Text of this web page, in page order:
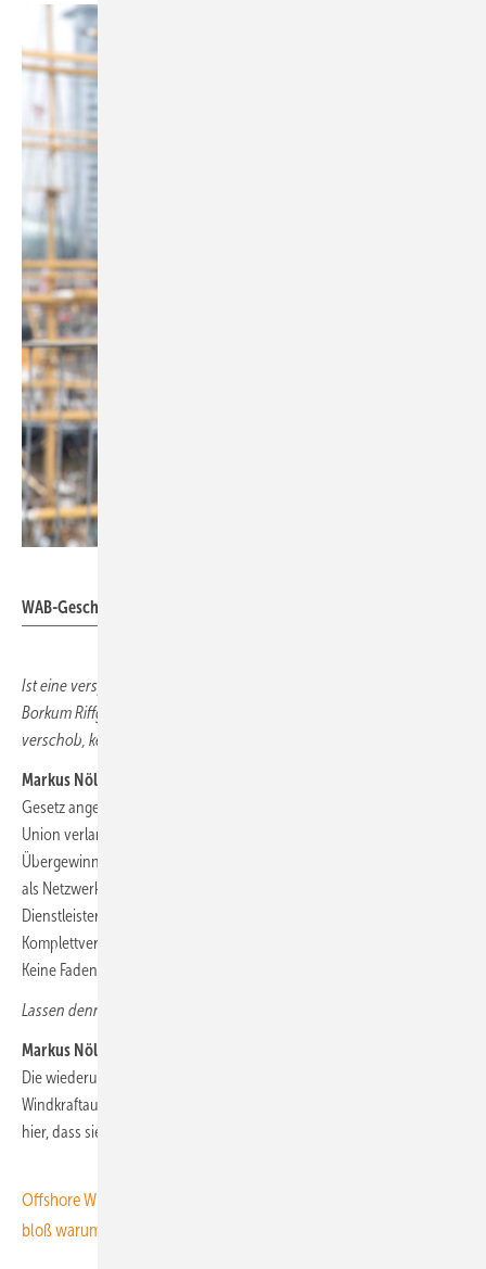
WAB-Geschäftsführer Markus Nölke
Ist eine verspätete Umspannplattform wie schon bei Windpark
Borkum Riffgrund 3, dessen Inbetriebnahme sich von 2025 auf 2026
verschob, kein Argument?
Markus Nölke:
Gesetz angepasst wird, das WindSeeG. Die von der Europäischen
Union verlangten CFDs als Differenzverträge zum Ausgleich von
Übergewinnen und Untererlösen müssen eingearbeitet werden. Wir
als Netzwerk für die Wertschöpfungskette der Zulieferer und
Dienstleister haben eine andere Priorität als die fürs
Komplettverschieben auf 2027 eintretenden Windparkinvestoren:
Keine Fadenrisse in den Werken mehr wie vor fünf Jahren.
Lassen denn Bundesregierung und BSH noch einmal mit sich reden?
Markus Nölke:
Die wiederum erscheint sehr zögerlich, den Offshore-
Windkraftausbau wie geplant voranzubringen. Unser Bauchgefühl ist
hier, dass sie andere Prioritäten hat wie den Bau neuer Gaskraftwerke.
Offshore Wind: Koalition folgt Branche und will Tender aussetzen –
bloß warum?